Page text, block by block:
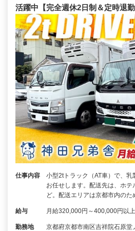
活躍中【完全週休2日制＆定時退勤
仕事内容
小型2tトラック（AT車）で、
お任せします。配送先は、ホ
ど。配送エリアは京都市内の
給与 月給320,000円～400,000円以上
勤務地
京都府京都市南区吉祥院石原